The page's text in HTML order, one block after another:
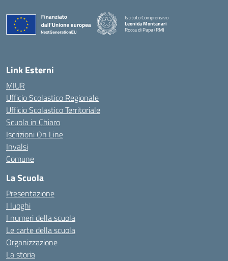
Istituto Comprensivo
Leonida Montanari
Rocca di Papa (RM)
— Visita la pagina iniziale della scuola
Link Esterni
MIUR
Ufficio Scolastico Regionale
Ufficio Scolastico Territoriale
Scuola in Chiaro
Iscrizioni On Line
Invalsi
Comune
La Scuola
Presentazione
I luoghi
I numeri della scuola
Le carte della scuola
Organizzazione
La storia